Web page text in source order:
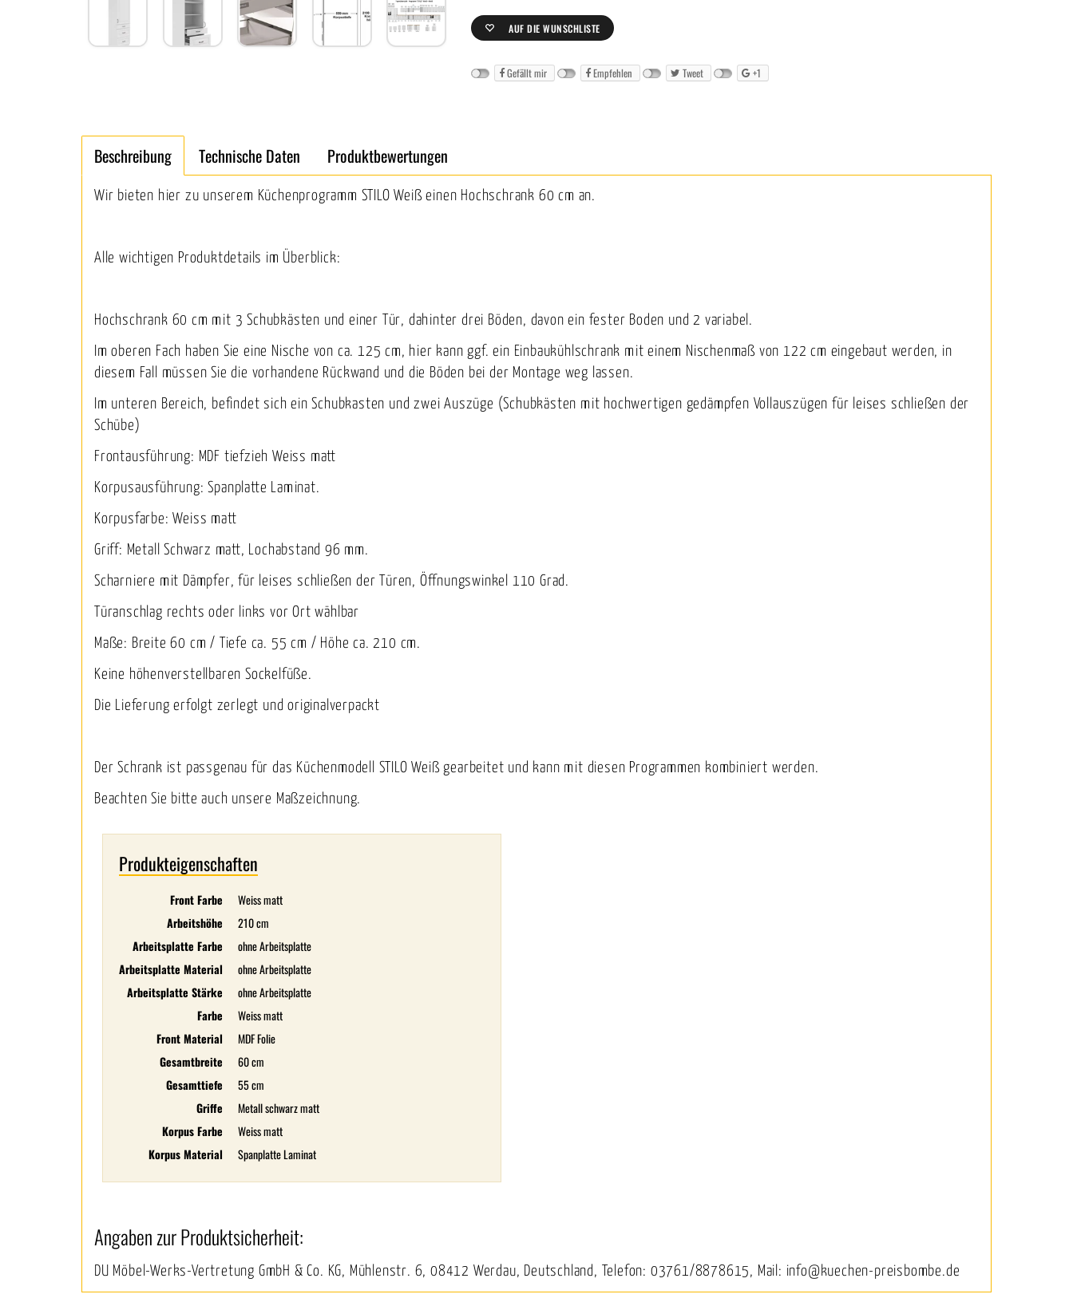
AUF DIE WUNSCHLISTE
Gefällt mir Empfehlen Tweet +1
Beschreibung Technische Daten Produktbewertungen
Wir bieten hier zu unserem Küchenprogramm STILO Weiß einen Hochschrank 60 cm an.
Alle wichtigen Produktdetails im Überblick:
Hochschrank 60 cm mit 3 Schubkästen und einer Tür, dahinter drei Böden, davon ein fester Boden und 2 variabel.
Im oberen Fach haben Sie eine Nische von ca. 125 cm, hier kann ggf. ein Einbaukühlschrank mit einem Nischenmaß von 122 cm eingebaut werden, in
diesem Fall müssen Sie die vorhandene Rückwand und die Böden bei der Montage weg lassen.
Im unteren Bereich, befindet sich ein Schubkasten und zwei Auszüge (Schubkästen mit hochwertigen gedämpfen Vollauszügen für leises schließen der
Schübe)
Frontausführung: MDF tiefzieh Weiss matt
Korpusausführung: Spanplatte Laminat.
Korpusfarbe: Weiss matt
Griff: Metall Schwarz matt, Lochabstand 96 mm.
Scharniere mit Dämpfer, für leises schließen der Türen, Öffnungswinkel 110 Grad.
Türanschlag rechts oder links vor Ort wählbar
Maße: Breite 60 cm / Tiefe ca. 55 cm / Höhe ca. 210 cm.
Keine höhenverstellbaren Sockelfüße.
Die Lieferung erfolgt zerlegt und originalverpackt
Der Schrank ist passgenau für das Küchenmodell STILO Weiß gearbeitet und kann mit diesen Programmen kombiniert werden.
Beachten Sie bitte auch unsere Maßzeichnung.
Produkteigenschaften
Front Farbe
Weiss matt
Arbeitshöhe
210 cm
Arbeitsplatte Farbe
ohne Arbeitsplatte
Arbeitsplatte Material
ohne Arbeitsplatte
Arbeitsplatte Stärke
ohne Arbeitsplatte
Farbe
Weiss matt
Front Material
MDF Folie
Gesamtbreite
60 cm
Gesamttiefe
55 cm
Griffe
Metall schwarz matt
Korpus Farbe
Weiss matt
Korpus Material
Spanplatte Laminat
Angaben zur Produktsicherheit:
DU Möbel-Werks-Vertretung GmbH & Co. KG, Mühlenstr. 6, 08412 Werdau, Deutschland, Telefon: 03761/8878615, Mail: info@kuechen-preisbombe.de